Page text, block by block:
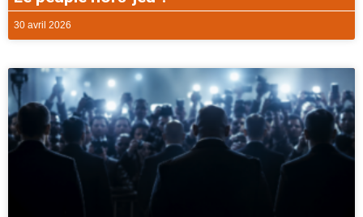
30 avril 2026